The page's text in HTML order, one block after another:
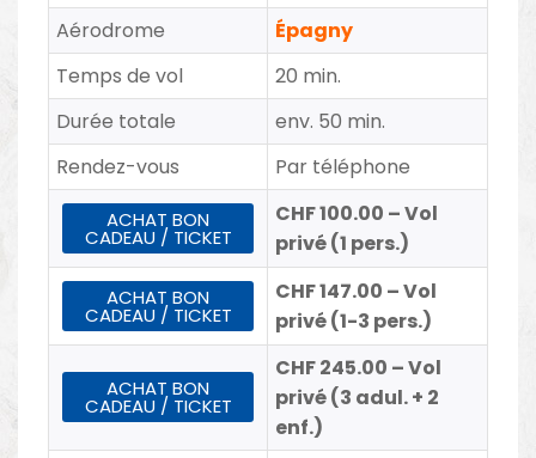
Aérodrome
Épagny
Temps de vol
20 min.
Durée totale
env. 50 min.
Rendez-vous
Par téléphone
ACHAT BON
CADEAU / TICKET
CHF 100.00 – Vol
privé (1 pers.)
ACHAT BON
CADEAU / TICKET
CHF 147.00 – Vol
privé (1-3 pers.)
ACHAT BON
CADEAU / TICKET
CHF 245.00 – Vol
privé (3 adul. + 2
enf.)